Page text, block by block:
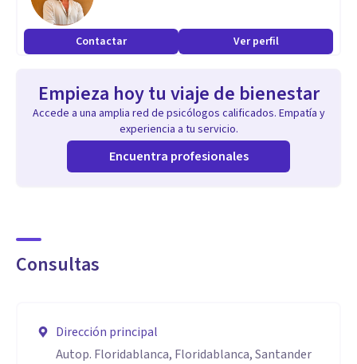
conflictos, manejo emocional, responsabilidad profesional,
habilidades sociales, orientación psicológica, pensamiento
crítico, adaptabilidad y atención humanizada.
Contactar Ver perfil
Empieza hoy tu viaje de bienestar
Accede a una amplia red de psicólogos calificados. Empatía y
experiencia a tu servicio.
Encuentra profesionales
Consultas
Dirección principal
Autop. Floridablanca, Floridablanca, Santander